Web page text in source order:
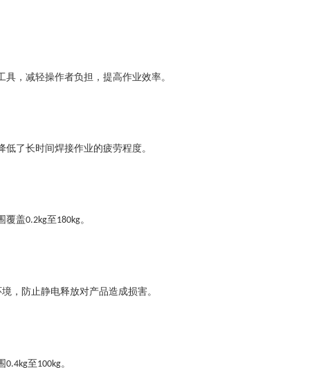
，减轻操作者负担，提高作业效率。
了长时间焊接作业的疲劳程度。
覆盖0.2kg至 180kg。
，防止静电释放对产品造成损害。
0.4kg至 100kg。